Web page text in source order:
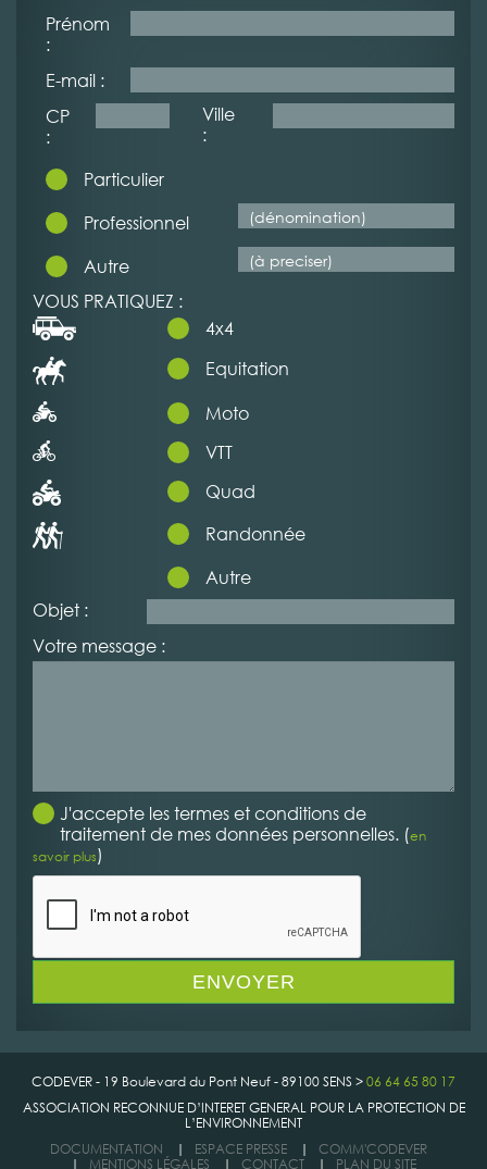
Prénom
:
E-mail :
CP
:
Ville
:
Particulier
Professionnel
Autre
VOUS PRATIQUEZ :
4x4
Equitation
Moto
VTT
Quad
Randonnée
Autre
Objet :
Votre message :
J'accepte les termes et conditions de
traitement de mes données personnelles. (en
savoir plus)
CODEVER - 19 Boulevard du Pont Neuf - 89100 SENS >06 64 65 80 17
ASSOCIATION RECONNUE D’INTERET GENERAL POUR LA PROTECTION DE
L’ENVIRONNEMENT
DOCUMENTATION | ESPACE PRESSE | COMM'CODEVER
| MENTIONS LÉGALES | CONTACT | PLAN DU SITE